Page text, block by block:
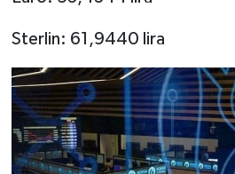
Sterlin: 61,9440 lira